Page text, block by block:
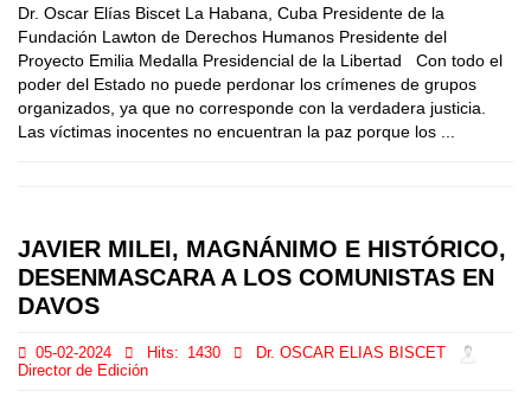
Dr. Oscar Elías Biscet La Habana, Cuba Presidente de la
Fundación Lawton de Derechos Humanos Presidente del
Proyecto Emilia Medalla Presidencial de la Libertad Con todo el
poder del Estado no puede perdonar los crímenes de grupos
organizados, ya que no corresponde con la verdadera justicia.
Las víctimas inocentes no encuentran la paz porque los ...
JAVIER MILEI, MAGNÁNIMO E HISTÓRICO,
DESENMASCARA A LOS COMUNISTAS EN
DAVOS
05-02-2024 Hits: 1430
Dr. OSCAR ELIAS BISCET
Director de Edición